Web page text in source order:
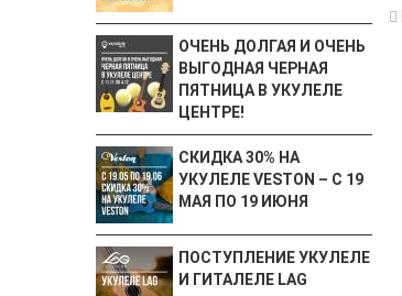
ОЧЕНЬ ДОЛГАЯ И ОЧЕНЬ
ВЫГОДНАЯ ЧЕРНАЯ
ПЯТНИЦА В УКУЛЕЛЕ
ЦЕНТРЕ!
СКИДКА 30% НА
УКУЛЕЛЕ VESTON – С 19
МАЯ ПО 19 ИЮНЯ
ПОСТУПЛЕНИЕ УКУЛЕЛЕ
И ГИТАЛЕЛЕ LAG